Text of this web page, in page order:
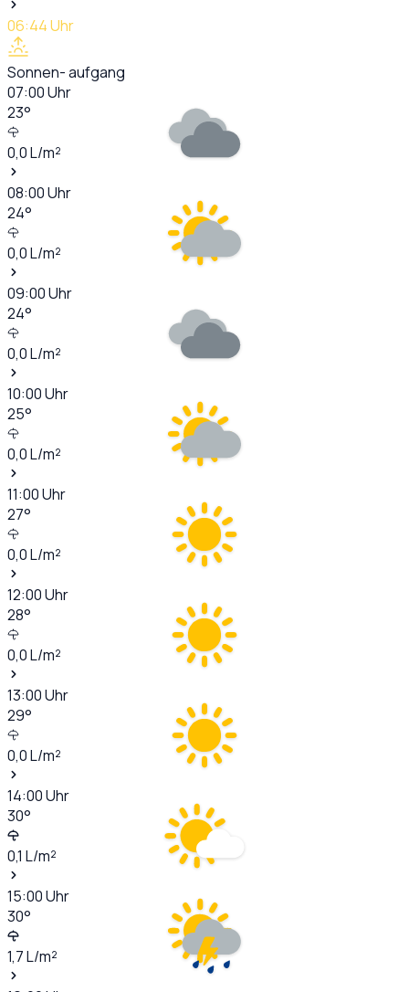
06:44Uhr
Sonnen- aufgang
07:00Uhr
23°
0,0L/m²
08:00Uhr
24°
0,0L/m²
09:00Uhr
24°
0,0L/m²
10:00Uhr
25°
0,0L/m²
11:00Uhr
27°
0,0L/m²
12:00Uhr
28°
0,0L/m²
13:00Uhr
29°
0,0L/m²
14:00Uhr
30°
0,1 L/m²
15:00Uhr
30°
1,7L/m²